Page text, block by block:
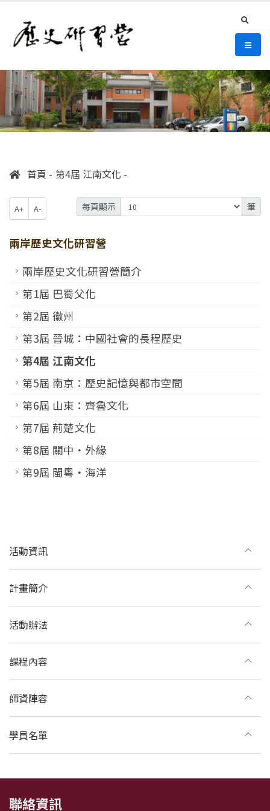
史語所 歷史研習營 search
選單
:::
首頁 第4屆 江南文化
A+ A- 每頁顯示 筆
兩岸歷史文化研習營
兩岸歷史文化研習營簡介
第1屆 巴蜀父化
第2屆 徽州
第3屆 晉城：中國社會的長程歷史
第4屆 江南文化
第5屆 南京：歷史記憶與都市空間
第6屆 山東：齊魯文化
第7屆 荊楚文化
第8屆 關中‧外緣
第9屆 閩粵‧海洋
活動資訊
計畫簡介
活動辦法
課程內容
師資陣容
學員名單
聯絡資訊